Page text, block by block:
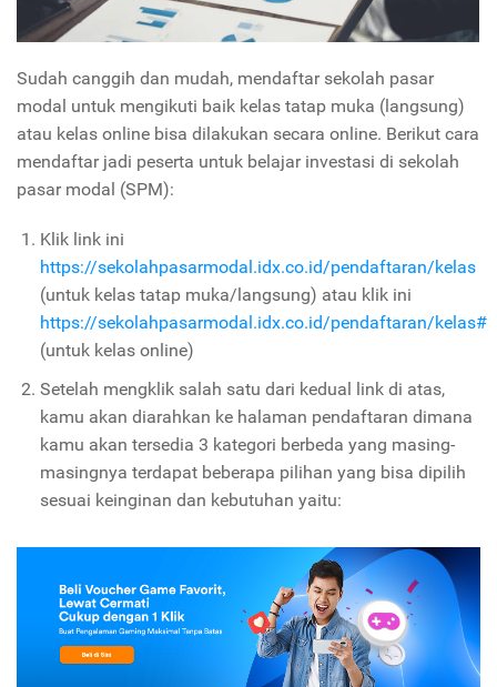
Sudah canggih dan mudah, mendaftar sekolah pasar
modal untuk mengikuti baik kelas tatap muka (langsung)
atau kelas online bisa dilakukan secara online. Berikut cara
mendaftar jadi peserta untuk belajar investasi di sekolah
pasar modal (SPM):
Klik link ini
https://sekolahpasarmodal.idx.co.id/pendaftaran/kelas
(untuk kelas tatap muka/langsung) atau klik ini
https://sekolahpasarmodal.idx.co.id/pendaftaran/kelas#
(untuk kelas online)
Setelah mengklik salah satu dari kedual link di atas,
kamu akan diarahkan ke halaman pendaftaran dimana
kamu akan tersedia 3 kategori berbeda yang masing-
masingnya terdapat beberapa pilihan yang bisa dipilih
sesuai keinginan dan kebutuhan yaitu: